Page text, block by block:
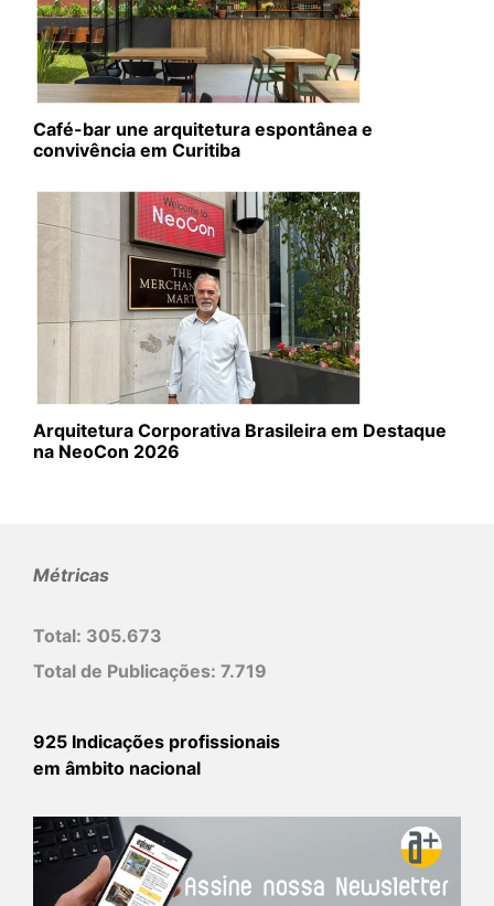
Café-bar une arquitetura espontânea e
convivência em Curitiba
Arquitetura Corporativa Brasileira em Destaque
na NeoCon 2026
Métricas
Total: 305.673
Total de Publicações: 7.719
925 Indicações profissionais
em âmbito nacional